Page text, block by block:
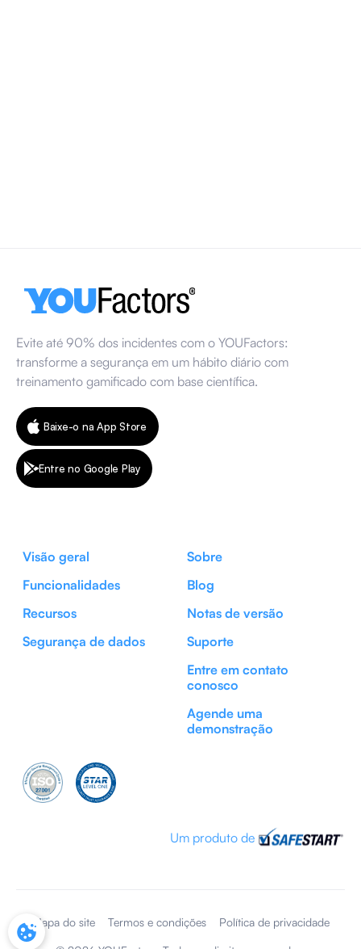
Evite até 90% dos incidentes com o YOUFactors:
transforme a segurança em um hábito diário com
treinamento gamificado com base científica.
Baixe-o na App Store
Entre no Google Play
Visão geral
Funcionalidades
Recursos
Segurança de dados
Sobre
Blog
Notas de versão
Suporte
Entre em contato
conosco
Agende uma
demonstração
Um produto de
Mapa do site Termos e condições Política de privacidade
COOKIE SETTINGS